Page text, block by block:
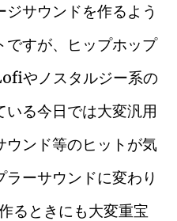
サウンドを作るよう
ですが、ヒップホップ
やノスタルジー系の
いる今日では大変汎用
ンド等のヒットが気
ーサウンドに変わり
るときにも大変重宝